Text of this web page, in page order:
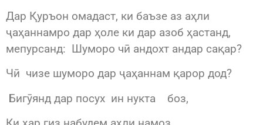
Дар Қуръон омадаст, ки баъзе аз аҳли
ҷаҳаннамро дар ҳоле ки дар азоб ҳастанд,
мепурсанд: Шуморо чӣ андохт андар сақар?
Чӣ чизе шуморо дар ҷаҳаннам қарор дод?
Бигӯянд дар посух ин нукта боз,